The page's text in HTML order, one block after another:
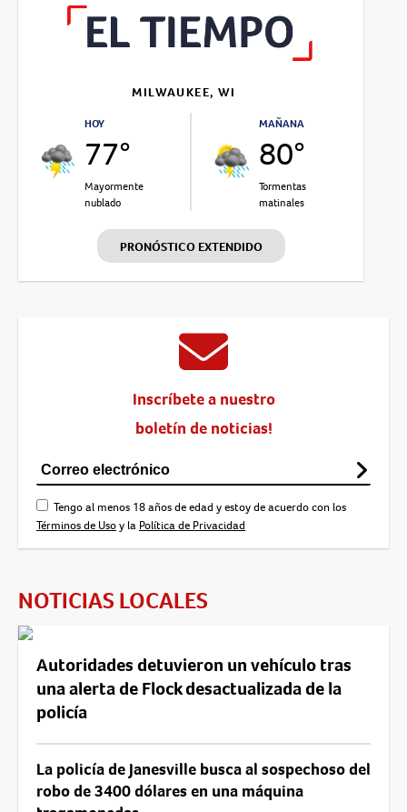
MILWAUKEE, WI
HOY
77°
Mayormente
nublado
MAÑANA
80°
Tormentas
matinales
PRONÓSTICO EXTENDIDO
Inscríbete a nuestro
boletín de noticias!
Tengo al menos 18 años de edad y estoy de acuerdo con los
Términos de Usoy la Política de Privacidad
NOTICIAS LOCALES
Autoridades detuvieron un vehículo tras
una alerta de Flock desactualizada de la
policía
La policía de Janesville busca al sospechoso del
robo de 3400 dólares en una máquina